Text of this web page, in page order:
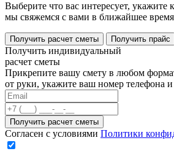
Выберите что вас интересует, укажите
мы свяжемся с вами в ближайшее
Получить расчет сметы Получить прайс
Получить индивидуальный
расчет сметы
Прикрепите вашу смету в любом
от руки, укажите ваш номер телефона
Согласен с условиями Политики